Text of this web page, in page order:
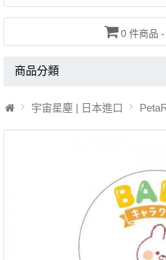
0 件商品
商品分類
宇宙星塵 | 日本進口